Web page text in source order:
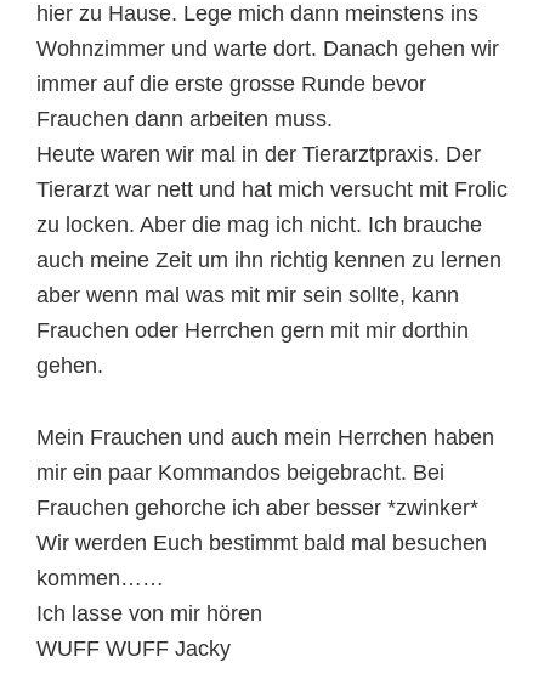
hier zu Hause. Lege mich dann meinstens ins
Wohnzimmer und warte dort. Danach gehen wir
immer auf die erste grosse Runde bevor
Frauchen dann arbeiten muss.
Heute waren wir mal in der Tierarztpraxis. Der
Tierarzt war nett und hat mich versucht mit Frolic
zu locken. Aber die mag ich nicht. Ich brauche
auch meine Zeit um ihn richtig kennen zu lernen
aber wenn mal was mit mir sein sollte, kann
Frauchen oder Herrchen gern mit mir dorthin
gehen.
Mein Frauchen und auch mein Herrchen haben
mir ein paar Kommandos beigebracht. Bei
Frauchen gehorche ich aber besser *zwinker*
Wir werden Euch bestimmt bald mal besuchen
kommen……
Ich lasse von mir hören
WUFF WUFF Jacky